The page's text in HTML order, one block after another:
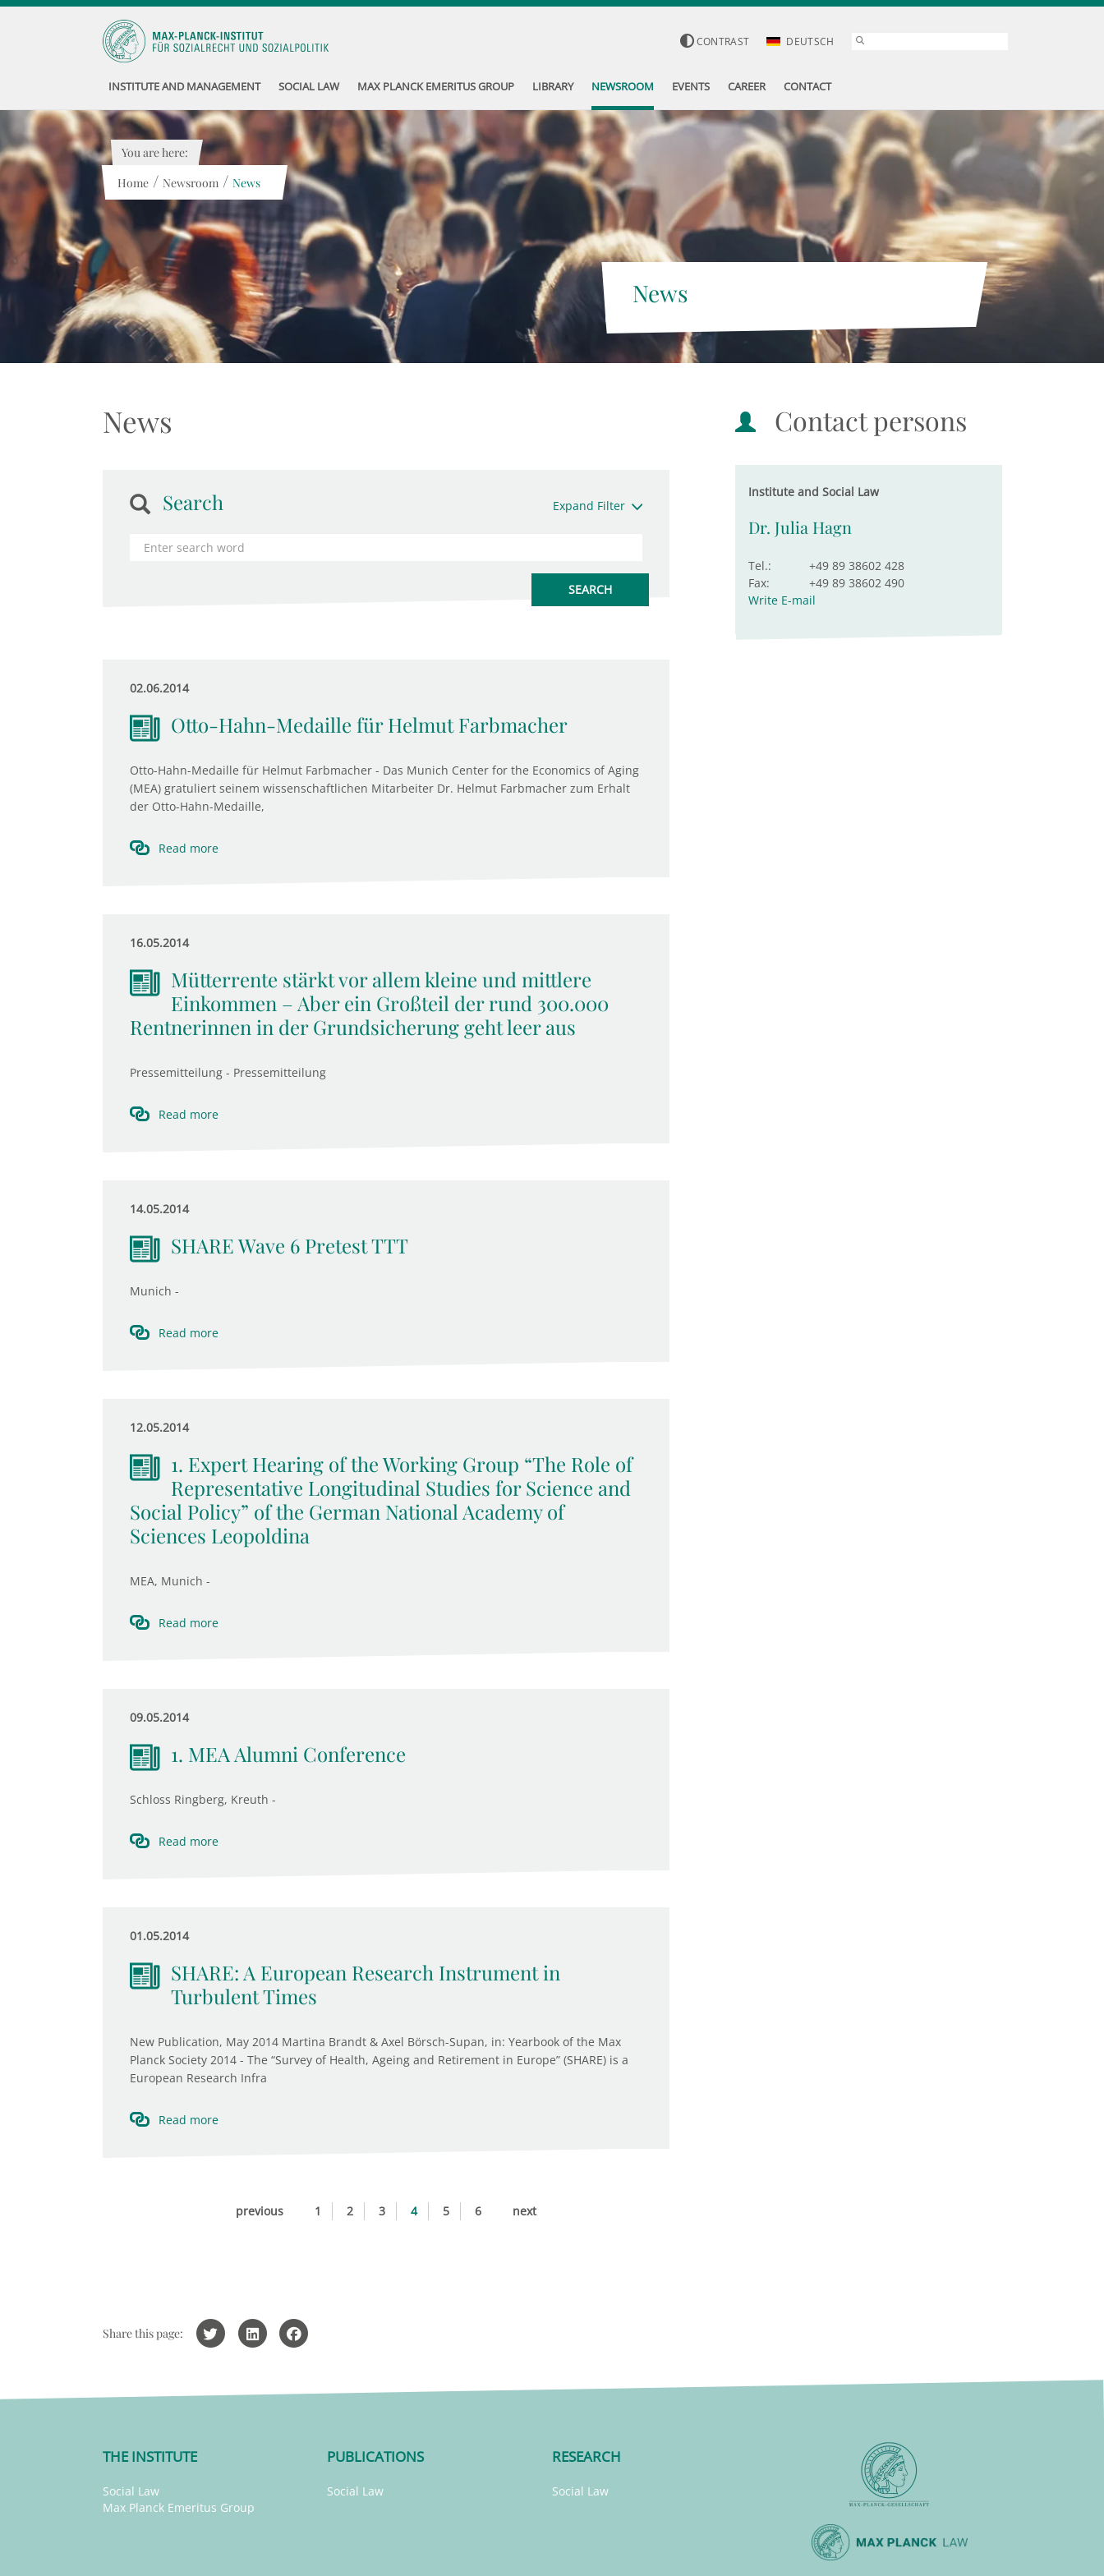
CONTRAST DEUTSCH
INSTITUTE AND MANAGEMENT SOCIAL LAW MAX PLANCK EMERITUS GROUP LIBRARY NEWSROOM EVENTS CAREER CONTACT
News
You are here:
Home / Newsroom / News
News
Search Expand Filter
02.06.2014
Otto-Hahn-Medaille für Helmut Farbmacher
Otto-Hahn-Medaille für Helmut Farbmacher - Das Munich Center for the Economics of Aging
(MEA) gratuliert seinem wissenschaftlichen Mitarbeiter Dr. Helmut Farbmacher zum Erhalt
der Otto-Hahn-Medaille,
Read more
16.05.2014
Mütterrente stärkt vor allem kleine und mittlere
Einkommen – Aber ein Großteil der rund 300.000
Rentnerinnen in der Grundsicherung geht leer aus
Pressemitteilung - Pressemitteilung
Read more
14.05.2014
SHARE Wave 6 Pretest TTT
Munich -
Read more
12.05.2014
1. Expert Hearing of the Working Group “The Role of
Representative Longitudinal Studies for Science and
Social Policy” of the German National Academy of
Sciences Leopoldina
MEA, Munich -
Read more
09.05.2014
1. MEA Alumni Conference
Schloss Ringberg, Kreuth -
Read more
01.05.2014
SHARE: A European Research Instrument in
Turbulent Times
New Publication, May 2014 Martina Brandt & Axel Börsch-Supan, in: Yearbook of the Max
Planck Society 2014 - The “Survey of Health, Ageing and Retirement in Europe” (SHARE) is a
European Research Infra
Read more
previous 1 2 3 4 5 6 next
Contact persons
Institute and Social Law
Dr. Julia Hagn
Tel.:
+49 89 38602 428
Fax:
+49 89 38602 490
Write E-mail
Share this page:
THE INSTITUTE
Social Law
Max Planck Emeritus Group
PUBLICATIONS
Social Law
RESEARCH
Social Law